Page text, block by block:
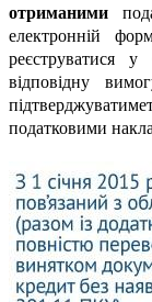
отриманими
електронній
відповідну
податковими